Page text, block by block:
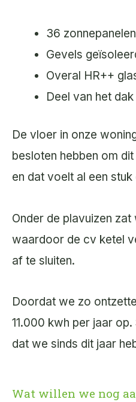
36
Gevels
Overal HR++
Deel van het
De vloer in onze
besloten hebben om
en dat voelt al een
Onder de plavuizen
waardoor de cv ketel
af te sluiten.
Doordat we zo
11.000 kwh per jaar
dat we sinds dit jaar
Wat willen we nog